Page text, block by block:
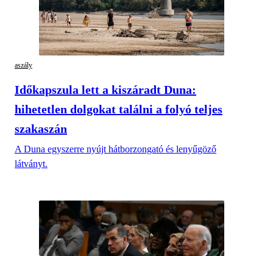
aszály
Időkapszula lett a kiszáradt Duna:
hihetetlen dolgokat találni a folyó teljes
szakaszán
A Duna egyszerre nyújt hátborzongató és lenyűgöző
látványt.